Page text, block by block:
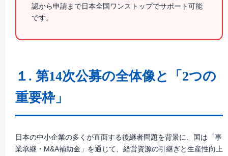
認から申請まで日本全国ワンストップでサポート可能
です。
１. 第14次公募の全体像と「2つの
重要枠」
日本の中小企業の多くが直面する後継者問題を背景に、国は「事
業承継・M&A補助金 」を通じて、経営資源の引継ぎと生産性向上